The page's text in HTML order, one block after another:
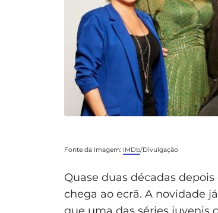
Fonte da Imagem: IMDb/Divulgação
Quase duas décadas
chega ao ecrã. A novidade